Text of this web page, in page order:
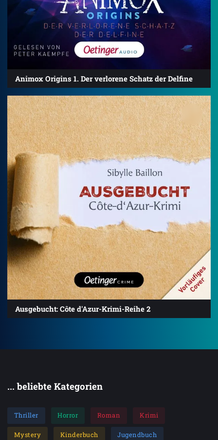
Animox Origins 1. Der verlorene Schatz der Delfine
Ausgebucht: Côte d'Azur-Krimi-Reihe 2
... beliebte Kategorien
Thriller Horror Roman Krimi
Mystery Kinderbuch Jugendbuch